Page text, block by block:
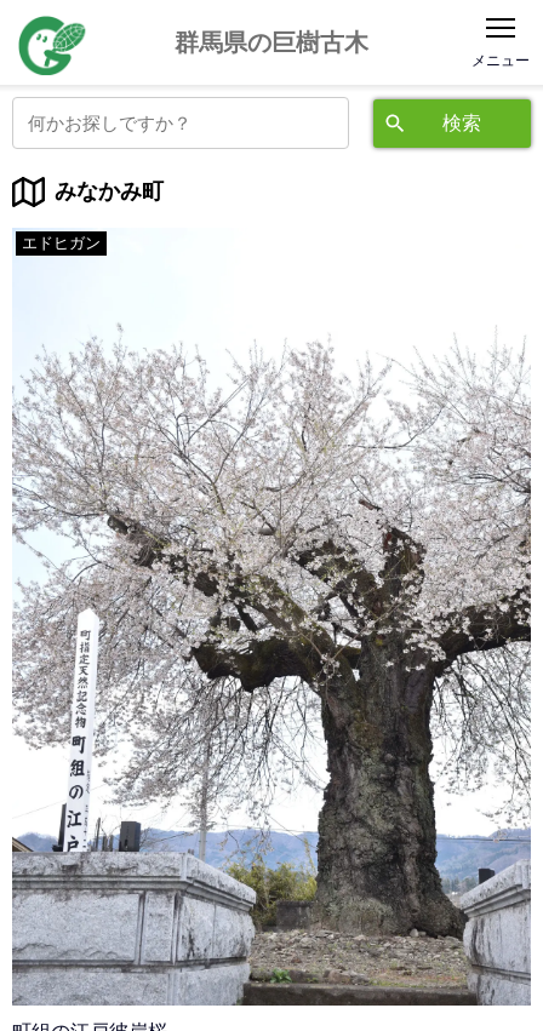
群馬県の巨樹古木
みなかみ町
エドヒガン